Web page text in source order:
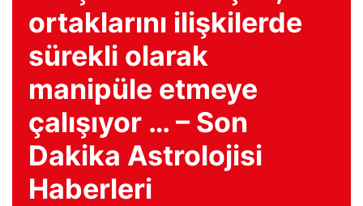
ortaklarını ilişkilerde
sürekli olarak
manipüle etmeye
çalışıyor … – Son
Dakika Astrolojisi
Haberleri